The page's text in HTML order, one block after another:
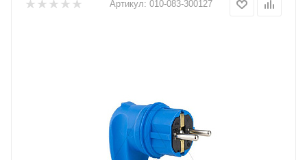
Артикул: 010-083-300127